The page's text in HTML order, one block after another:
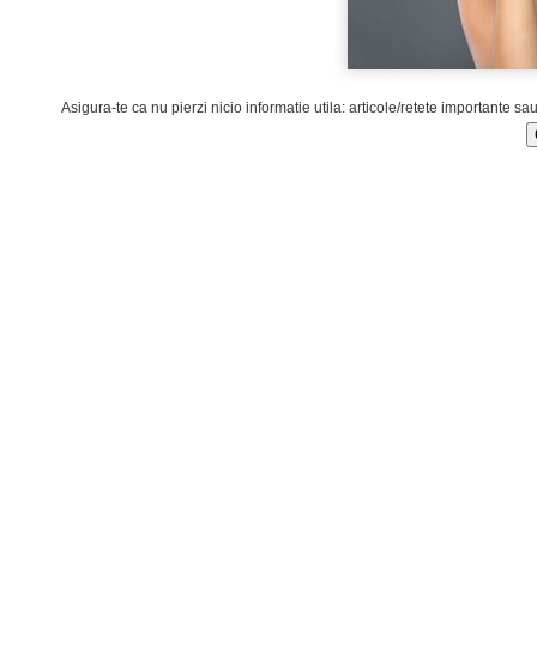
Asigura-te ca nu pierzi nicio informatie utila: articole/retete importante